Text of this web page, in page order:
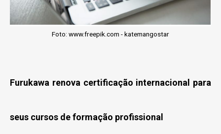
Foto: www.freepik.com - katemangostar
Furukawa renova certificação internacional para
seus cursos de formação profissional